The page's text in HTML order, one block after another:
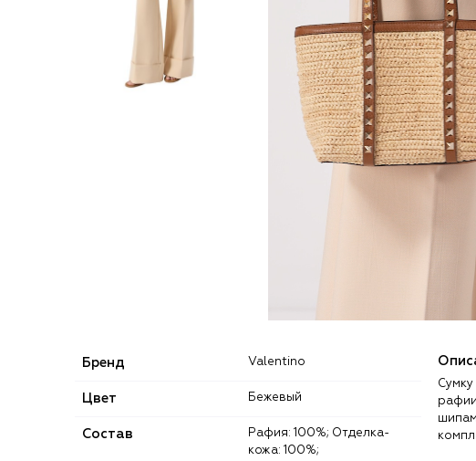
Бренд Valentino
Цвет Бежевый
Состав
Рафия: 100%; Отделка-
кожа: 100%;